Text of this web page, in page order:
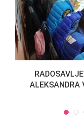
ALEKSANDRA